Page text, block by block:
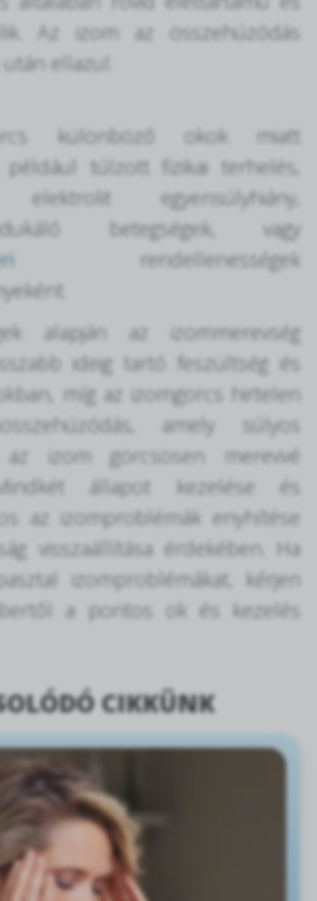
Az izom az összehúzódás
ellazul.
különböző okok miatt
például túlzott fizikai terhelés,
elektrolit egyensúlyhiány,
betegségek, vagy
rendellenességek
alapján az izommerevség
ideig tartó feszültség és
míg az izomgörcs hirtelen
amely súlyos
izom görcsösen merevvé
állapot kezelése és
az izomproblémák enyhítése
visszaállítása érdekében. Ha
izomproblémákat, kérjen
a pontos ok és kezelés
CIKKÜNK